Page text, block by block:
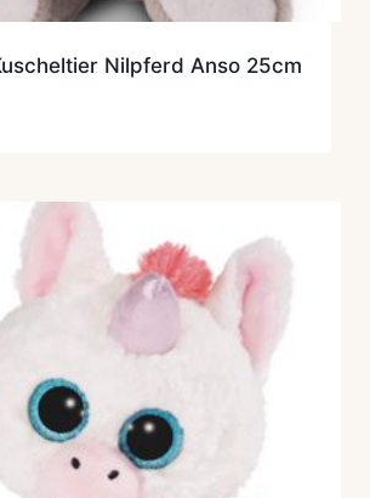
Nilpferd Anso 25cm